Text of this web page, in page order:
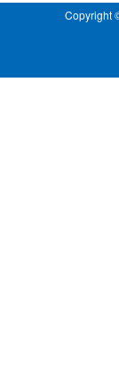
Copyright